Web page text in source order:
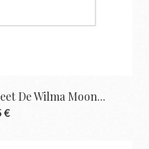
De Wilma Moon...
€